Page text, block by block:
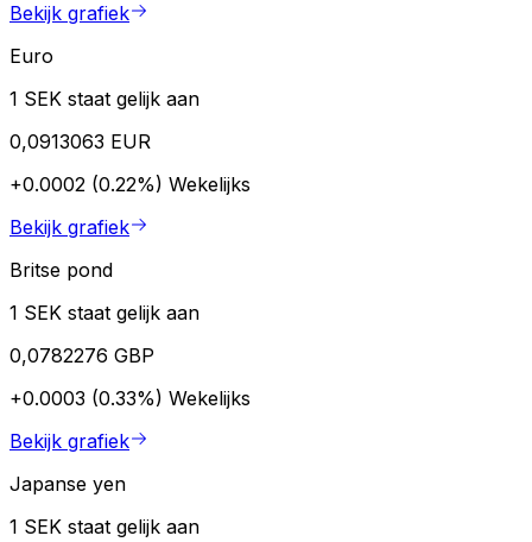
Bekijk grafiek
Euro
1 SEK staat gelijk aan
0,0913063 EUR
+0.0002 (0.22%) Wekelijks
Bekijk grafiek
Britse pond
1 SEK staat gelijk aan
0,0782276 GBP
+0.0003 (0.33%) Wekelijks
Bekijk grafiek
Japanse yen
1 SEK staat gelijk aan